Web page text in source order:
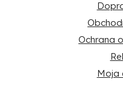
Ochrana
Moja